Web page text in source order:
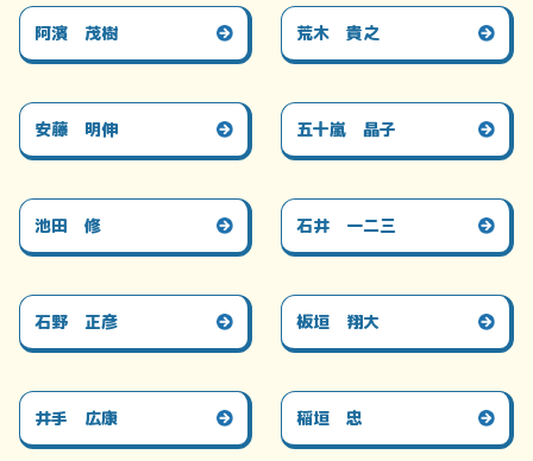
阿濱 茂樹 荒木 貴之
安藤 明伸 五十嵐 晶子
池田 修 石井 一二三
石野 正彦 板垣 翔大
井手 広康 稲垣 忠